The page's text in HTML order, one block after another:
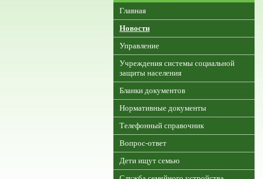
Главная
Новости
Управление
Учреждения системы социальной
защиты населения
Бланки документов
Нормативные документы
Телефонный справочник
Вопрос-ответ
Дети ищут семью